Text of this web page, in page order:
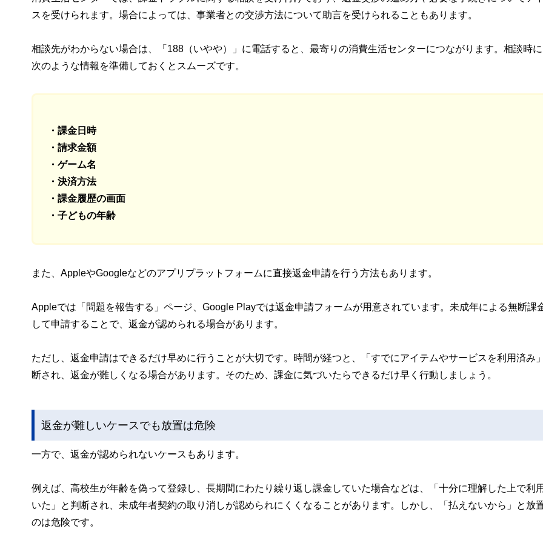
スを受けられます。場合によっては、事業者との交渉方法について助言を受けられることもあります。
相談先がわからない場合は、「188（いやや）」に電話すると、最寄りの消費生活センターにつながります。相談時
次のような情報を準備しておくとスムーズです。
・課金日時
・請求金額
・ゲーム名
・決済方法
・課金履歴の画面
・子どもの年齢
また、AppleやGoogleなどのアプリプラットフォームに直接返金申請を行う方法もあります。
Appleでは「問題を報告する」ページ、Google Playでは返金申請フォームが用意されています。未成年による無断課
して申請することで、返金が認められる場合があります。
ただし、返金申請はできるだけ早めに行うことが大切です。時間が経つと、「すでにアイテムやサービスを利用済み
断され、返金が難しくなる場合があります。そのため、課金に気づいたらできるだけ早く行動しましょう。
返金が難しいケースでも放置は危険
一方で、返金が認められないケースもあります。
例えば、高校生が年齢を偽って登録し、長期間にわたり繰り返し課金していた場合などは、「十分に理解した上で利
いた」と判断され、未成年者契約の取り消しが認められにくくなることがあります。しかし、「払えないから」と放
のは危険です。